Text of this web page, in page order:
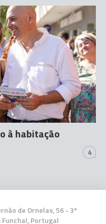
à habitação
4
de Ornelas, 56 - 3º
Portugal